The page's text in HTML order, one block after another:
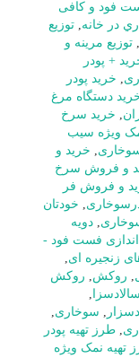
فود و کافی
در خانه, توزيع
, توزیع مرینه و
+ پودر
, خرید پودر
دستگاه مرغ
, خرید سرخ
ویژه سیب
, خرید و
و فروش سرخ
و فروش فر
, خودتان
, دویه
اندازی فست فود -
زنجیره ای,
, روکش, روکش
سالادسزا ,
, سوخاری,
, طرز تهیه پودر
تهیه نمک ویژه